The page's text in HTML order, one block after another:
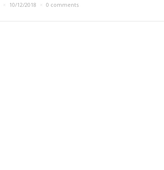
10/12/2018 0 comments